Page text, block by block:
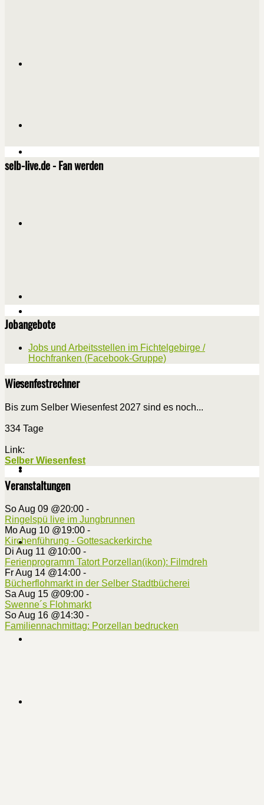
selb-live.de - Fan werden
Jobangebote
Jobs und Arbeitsstellen im Fichtelgebirge /
Hochfranken (Facebook-Gruppe)
Wiesenfestrechner
Bis zum Selber Wiesenfest 2027 sind es noch...
334 Tage
Link:
Selber Wiesenfest
Veranstaltungen
So Aug 09 @20:00 -
Ringelspü live im Jungbrunnen
Mo Aug 10 @19:00 -
Kirchenführung - Gottesackerkirche
Di Aug 11 @10:00 -
Ferienprogramm Tatort Porzellan(ikon): Filmdreh
Fr Aug 14 @14:00 -
Bücherflohmarkt in der Selber Stadtbücherei
Sa Aug 15 @09:00 -
Swenne´s Flohmarkt
So Aug 16 @14:30 -
Familiennachmittag: Porzellan bedrucken